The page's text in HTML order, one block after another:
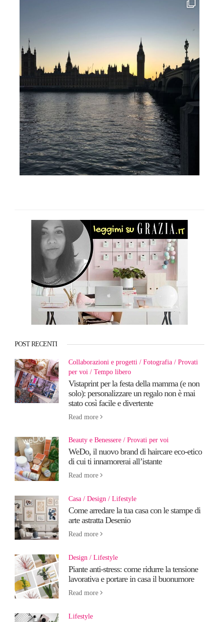
POST RECENTI
Collaborazioni e progetti Fotografia
Provati
per voi
Tempo libero
Vistaprint per la festa della mamma (e non
solo): personalizzare un regalo non è mai
stato così facile e divertente
Read more
Beauty e Benessere Provati per voi
WeDo, il nuovo brand di haircare eco-etico
di cui ti innamorerai all’istante
Read more
Casa Design Lifestyle
Come arredare la tua casa con le stampe di
arte astratta Desenio
Read more
Design Lifestyle
Piante anti-stress: come ridurre la tensione
lavorativa e portare in casa il buonumore
Read more
Lifestyle